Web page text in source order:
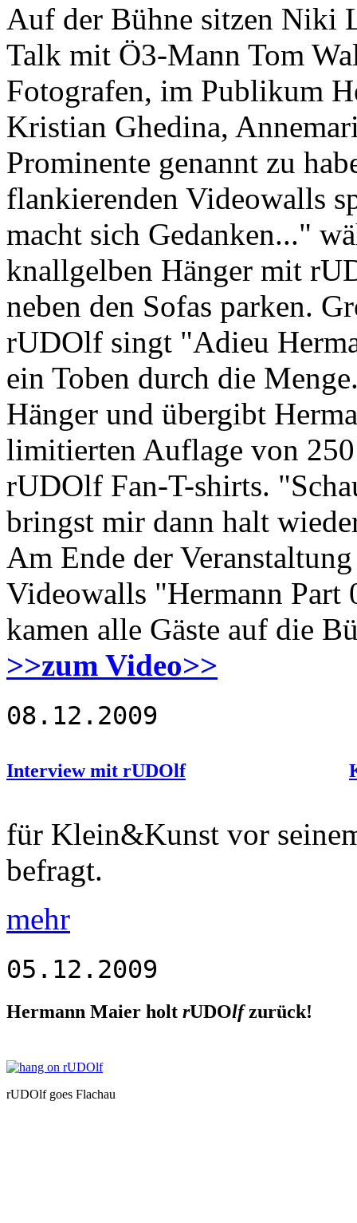
Auf der Bühne sitzen Niki
Talk mit Ö3-Mann Tom
Fotografen, im Publikum
Kristian Ghedina,
Prominente genannt zu
flankierenden Videowalls
macht sich Gedanken..."
knallgelben Hänger mit
neben den Sofas parken.
rUDOlf singt "Adieu
ein Toben durch die
Hänger und übergibt
limitierten Auflage von
rUDOlf Fan-T-shirts.
bringst mir dann halt
Am Ende der
Videowalls "Hermann Part
kamen alle Gäste auf die
>>zum Video>>
08.12.2009
Interview mit rUDOlf
für Klein&Kunst vor
befragt.
mehr
05.12.2009
Hermann Maier holt rUDOlfzurück!
rUDOlf goes Flachau